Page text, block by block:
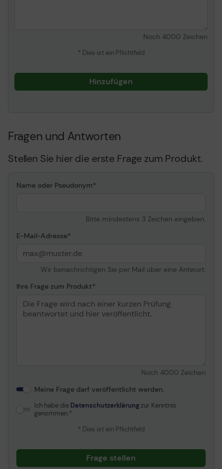
Noch 4000 Zeichen
* Dies ist ein Pflichtfeld
Hinzufügen
Fragen und Antworten
Stellen Sie hier die erste Frage zum Produkt.
Name oder Pseudonym
Bitte mindestens 3 Zeichen eingeben.
E-Mail-Adresse
Wir benachrichtigen Sie per Mail über eine Antwort.
Ihre Frage zum Produkt
Noch 4000 Zeichen
Meine Frage darf veröffentlicht werden.
Ich habe die Datenschutzerklärungzur Kenntnis
genommen.
* Dies ist ein Pflichtfeld
Frage stellen